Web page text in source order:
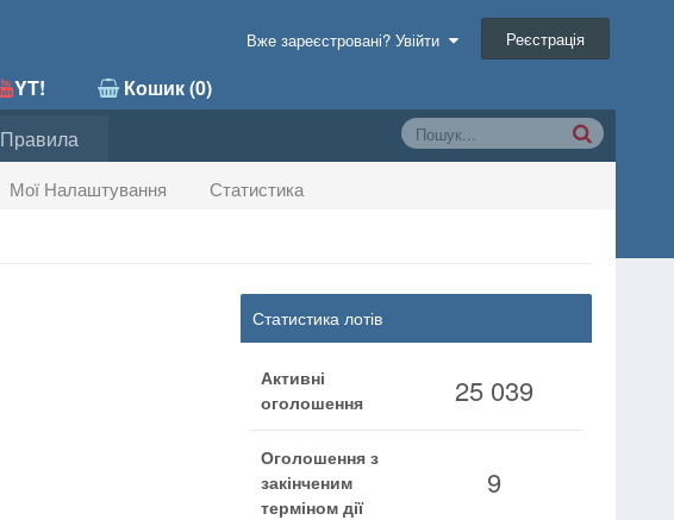
YT! Кошик (0)
Вже зареєстровані? Увійти Реєстрація
Мої Налаштування Статистика
Правила
Статистика лотів
Активні
оголошення
25 039
Оголошення з
закінченим
терміном дії
9